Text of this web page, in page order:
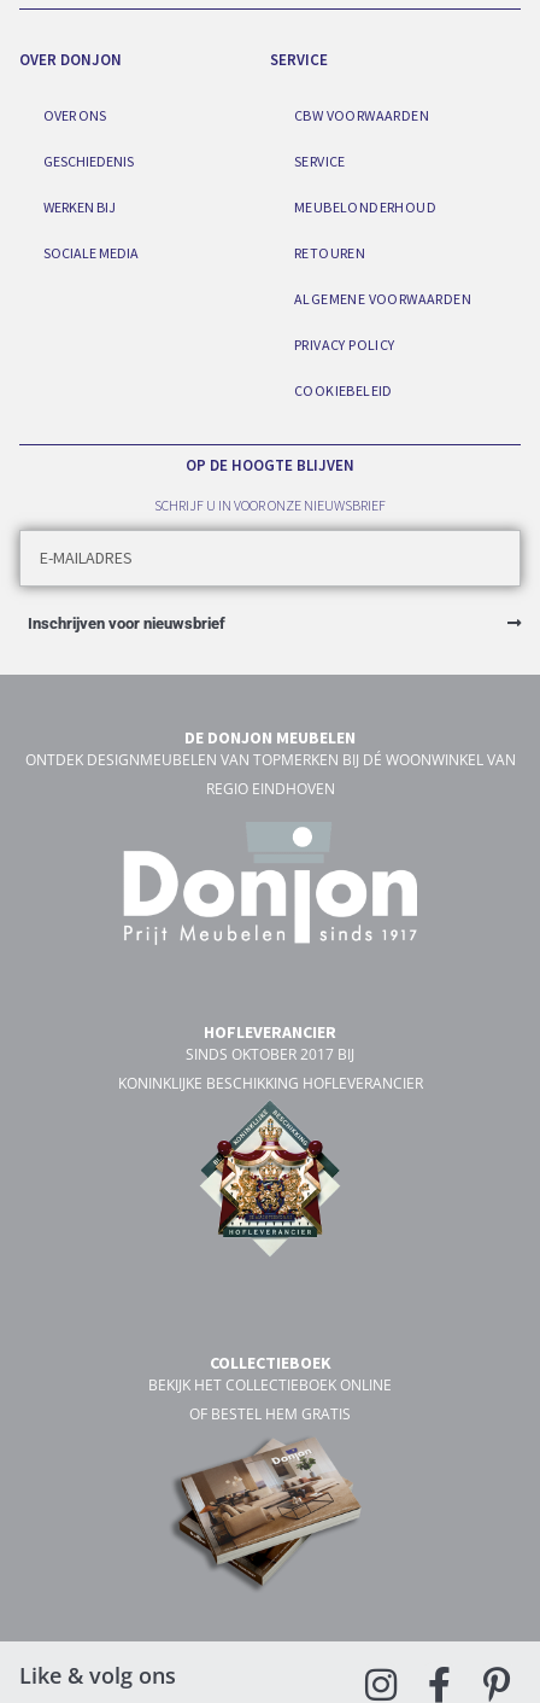
OVER DONJON
OVER ONS
GESCHIEDENIS
WERKEN BIJ
SOCIALE MEDIA
SERVICE
CBW VOORWAARDEN
SERVICE
MEUBELONDERHOUD
RETOUREN
ALGEMENE VOORWAARDEN
PRIVACY POLICY
COOKIEBELEID
OP DE HOOGTE BLIJVEN
SCHRIJF U IN VOOR ONZE NIEUWSBRIEF
Inschrijven voor nieuwsbrief
DE DONJON MEUBELEN
ONTDEK DESIGNMEUBELEN VAN TOPMERKEN BIJ DÉ WOONWINKEL VAN
REGIO EINDHOVEN
HOFLEVERANCIER
SINDS OKTOBER 2017 BIJ
KONINKLIJKE BESCHIKKING HOFLEVERANCIER
COLLECTIEBOEK
BEKIJK HET COLLECTIEBOEK ONLINE
OF BESTEL HEM GRATIS
Like & volg ons